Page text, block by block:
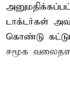
டாக்டர்கள்
கொண்டு
சமூக